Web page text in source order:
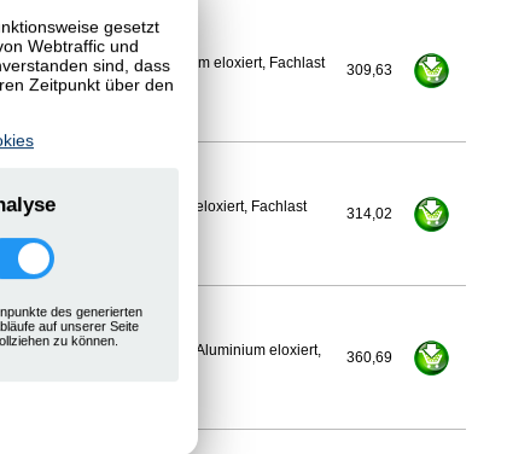
1100 mm, 4 Böden, Aluminium eloxiert, Fachlast
309,63
mm, 4 Böden, Aluminium eloxiert, Fachlast
314,02
Länge 1125 mm, 4 Böden, Aluminium eloxiert,
360,69
gesetzt
Webtraffic und
sind, dass
Zeitpunkt über den
des generierten
auf unserer Seite
zu können.